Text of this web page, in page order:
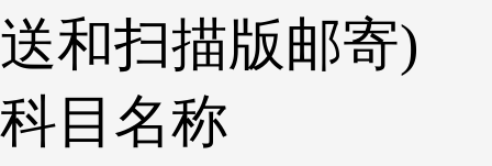
送和扫描版邮寄)
科目名称